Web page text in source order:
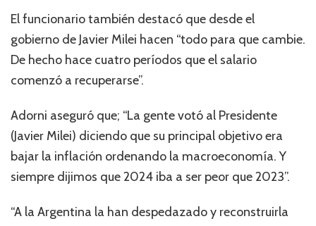
El funcionario también destacó que desde el
gobierno de Javier Milei hacen “todo para que cambie.
De hecho hace cuatro períodos que el salario
comenzó a recuperarse”.
Adorni aseguró que; “La gente votó al Presidente
(Javier Milei) diciendo que su principal objetivo era
bajar la inflación ordenando la macroeconomía. Y
siempre dijimos que 2024 iba a ser peor que 2023”.
“A la Argentina la han despedazado y reconstruirla